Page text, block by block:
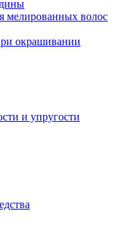
мелированных волос
окрашивании
и упругости